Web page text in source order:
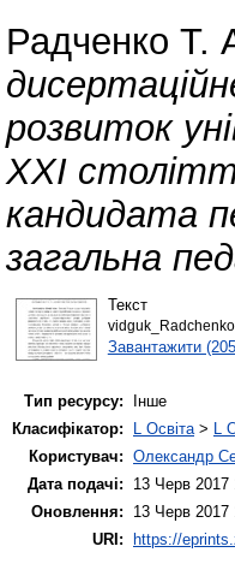
Радченко Т.
розвиток
ХХІ
кандидата
загальна
Текст
Завантажити
Тип ресурсу:
Інше
Класифікатор:
L Освіта> L
Користувач: Олександр
Дата подачі:
13 Черв 2017
Оновлення:
13 Черв 2017
URI:
https://